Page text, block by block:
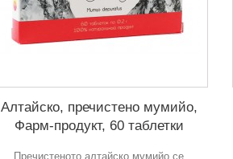
Алтайско, пречистено мумийо,
Фарм-продукт, 60 таблетки
Пречистеното алтайско мумийо се